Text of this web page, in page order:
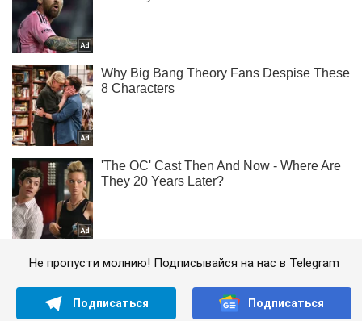
Не пропусти молнию! Подписывайся на нас в Telegram
Подписаться Подписаться